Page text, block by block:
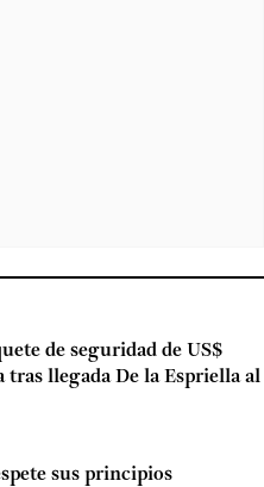
de seguridad de US$
tras llegada De la Espriella al
sus principios